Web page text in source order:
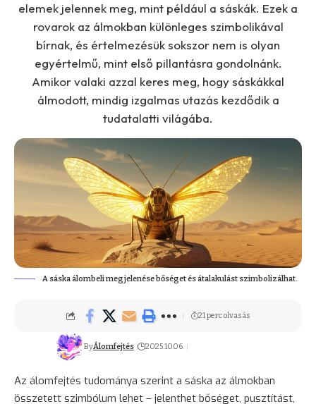
elemek jelennek meg, mint például a sáskák. Ezek a
rovarok az álmokban különleges szimbolikával
bírnak, és értelmezésük sokszor nem is olyan
egyértelmű, mint első pillantásra gondolnánk.
Amikor valaki azzal keres meg, hogy sáskákkal
álmodott, mindig izgalmas utazás kezdődik a
tudatalatti világába.
A sáska álombeli megjelenése bőséget és átalakulást szimbolizálhat.
ByÁlomfejtés 2025.10.06.
21 perc olvasás
Az álomfejtés tudománya szerint a sáska az álmokban
összetett szimbólum lehet – jelenthet bőséget, pusztítást,